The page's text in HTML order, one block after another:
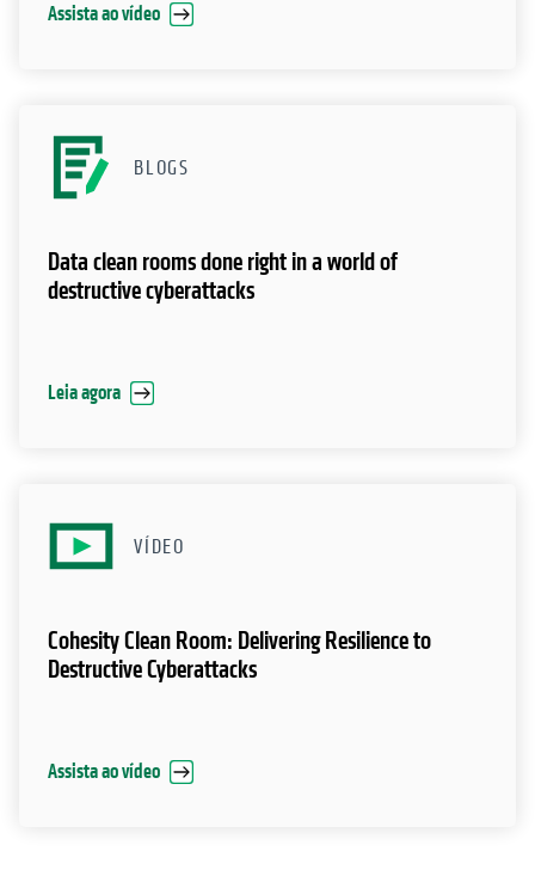
Assista ao vídeo
BLOGS
Data clean rooms done right in a world of
destructive cyberattacks
Leia agora
VÍDEO
Cohesity Clean Room: Delivering Resilience to
Destructive Cyberattacks
Assista ao vídeo